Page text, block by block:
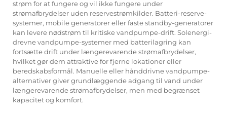
strøm for at fungere og vil ikke fungere under
strømafbrydelser uden reservestrømkilder. Batteri-reserve-
systemer, mobile generatorer eller faste standby-generatorer
kan levere nødstrøm til kritiske vandpumpe-drift. Solenergi-
drevne vandpumpe-systemer med batterilagring kan
fortsætte drift under længerevarende strømafbrydelser,
hvilket gør dem attraktive for fjerne lokationer eller
beredskabsformål. Manuelle eller hånddrivne vandpumpe-
alternativer giver grundlæggende adgang til vand under
længerevarende strømafbrydelser, men med begrænset
kapacitet og komfort.